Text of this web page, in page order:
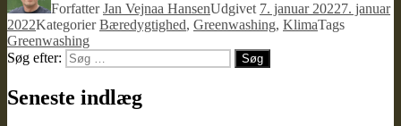
ForfatterJan Vejnaa HansenUdgivet 7. januar 20227. januar
2022KategorierBæredygtighed, Greenwashing, KlimaTags
Greenwashing
Søg efter:
Søg
Seneste indlæg